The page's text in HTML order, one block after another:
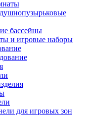
бассейны
и игровые наборы
для игровых зон